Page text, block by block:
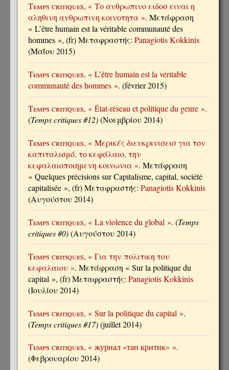
Temps critiques, « Το ανθρωπινο ειδοσ ειναι η
αληθινη ανθρωπινη κοινοτητα ». Μετάφραση
« L’être humain est la véritable communauté des
hommes », (fr) Μεταφραστής: Panagiotis Kokkinis
(Μαΐου 2015)
Temps critiques, « L’être humain est la véritable
communauté des hommes ». (février 2015)
Temps critiques, « État-réseau et politique du genre ».
(Temps critiques #12)(Νοεμβρίου 2014)
Temps critiques, « Μερικές διευκρινισεισ για τον
καπιταλισμό, το κεφάλαιο, την
κεφαλαιοποιημενη κοινωνια ». Μετάφραση
« Quelques précisions sur Capitalisme, capital, société
capitalisée », (fr) Μεταφραστής: Panagiotis Kokkinis
(Αυγούστου 2014)
Temps critiques, « La violence du global ». (Temps
critiques #0)(Αυγούστου 2014)
Temps critiques, « Για την πολιτικη του
κεφαλαιου ». Μετάφραση « Sur la politique du
capital », (fr) Μεταφραστής: Panagiotis Kokkinis
(Ιουλίου 2014)
Temps critiques, « Sur la politique du capital ».
(Temps critiques #17)(juillet 2014)
Temps critiques, « журнал «тан критик» ».
(Φεβρουαρίου 2014)